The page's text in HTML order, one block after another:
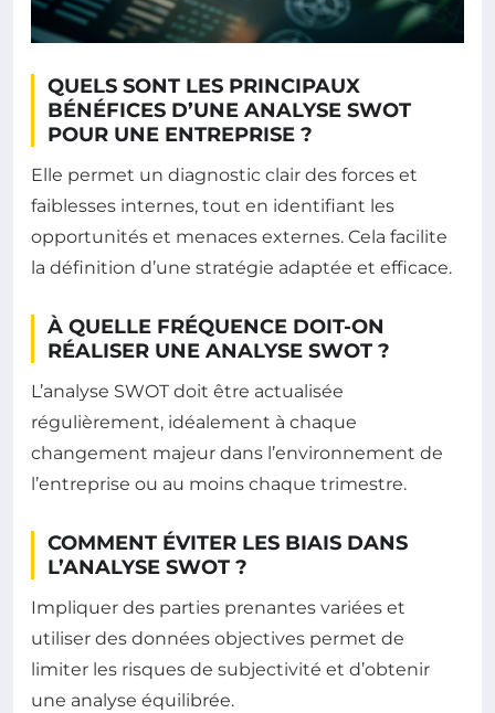
QUELS SONT LES PRINCIPAUX
BÉNÉFICES D’UNE ANALYSE SWOT
POUR UNE ENTREPRISE ?
Elle permet un diagnostic clair des forces et
faiblesses internes, tout en identifiant les
opportunités et menaces externes. Cela facilite
la définition d’une stratégie adaptée et efficace.
À QUELLE FRÉQUENCE DOIT-ON
RÉALISER UNE ANALYSE SWOT ?
L’analyse SWOT doit être actualisée
régulièrement, idéalement à chaque
changement majeur dans l’environnement de
l’entreprise ou au moins chaque trimestre.
COMMENT ÉVITER LES BIAIS DANS
L’ANALYSE SWOT ?
Impliquer des parties prenantes variées et
utiliser des données objectives permet de
limiter les risques de subjectivité et d’obtenir
une analyse équilibrée.